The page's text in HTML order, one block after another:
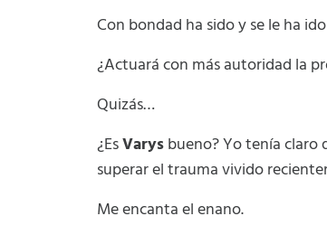
Con bondad ha sido y se le ha
¿Actuará con más autoridad la
Quizás…
¿EsVarysbueno? Yo tenía claro
superar el trauma vivido
Me encanta el enano.